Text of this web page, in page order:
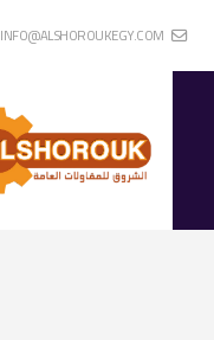
INFO@ALSHOROUKEGY.COM